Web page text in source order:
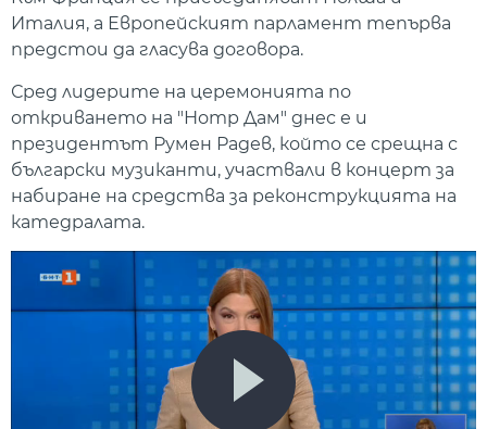
Италия, а Европейският парламент тепърва
предстои да гласува договора.
Сред лидерите на церемонията по
откриването на "Нотр Дам" днес е и
президентът Румен Радев, който се срещна с
български музиканти, участвали в концерт за
набиране на средства за реконструкцията на
катедралата.